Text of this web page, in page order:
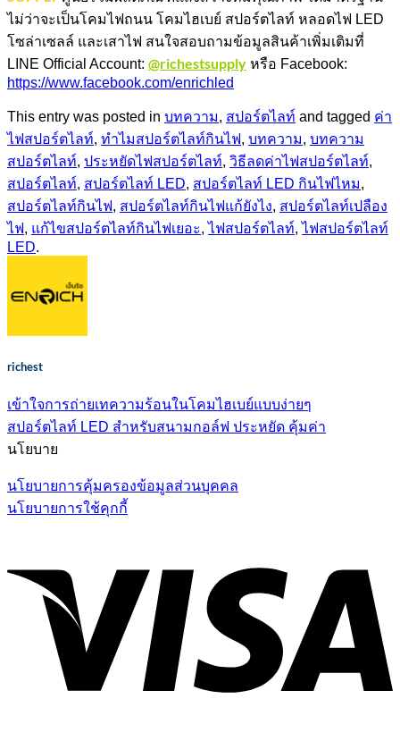
ไม่ว่าจะเป็นโคมไฟถนน โคมไฮเบย์ สปอร์ตไลท์ หลอดไฟ LED
โซล่าเซลล์ และเสาไฟ สนใจสอบถามข้อมูลสินค้าเพิ่มเติมที่
LINE Official Account: @richestsupply หรือ Facebook:
https://www.facebook.com/enrichled
This entry was posted in บทความ, สปอร์ตไลท์ and tagged ค่า
ไฟสปอร์ตไลท์, ทำไมสปอร์ตไลท์กินไฟ, บทความ, บทความ
สปอร์ตไลท์, ประหยัดไฟสปอร์ตไลท์, วิธีลดค่าไฟสปอร์ตไลท์,
สปอร์ตไลท์, สปอร์ตไลท์ LED, สปอร์ตไลท์ LED กินไฟไหม,
สปอร์ตไลท์กินไฟ, สปอร์ตไลท์กินไฟแก้ยังไง, สปอร์ตไลท์เปลือง
ไฟ, แก้ไขสปอร์ตไลท์กินไฟเยอะ,ไฟสปอร์ตไลท์,ไฟสปอร์ตไลท์
LED.
richest
เข้าใจการถ่ายเทความร้อนในโคมไฮเบย์แบบง่ายๆ
สปอร์ตไลท์ LED สำหรับสนามกอล์ฟ ประหยัด คุ้มค่า
นโยบาย
นโยบายการคุ้มครองข้อมูลส่วนบุคคล
นโยบายการใช้คุกกี้